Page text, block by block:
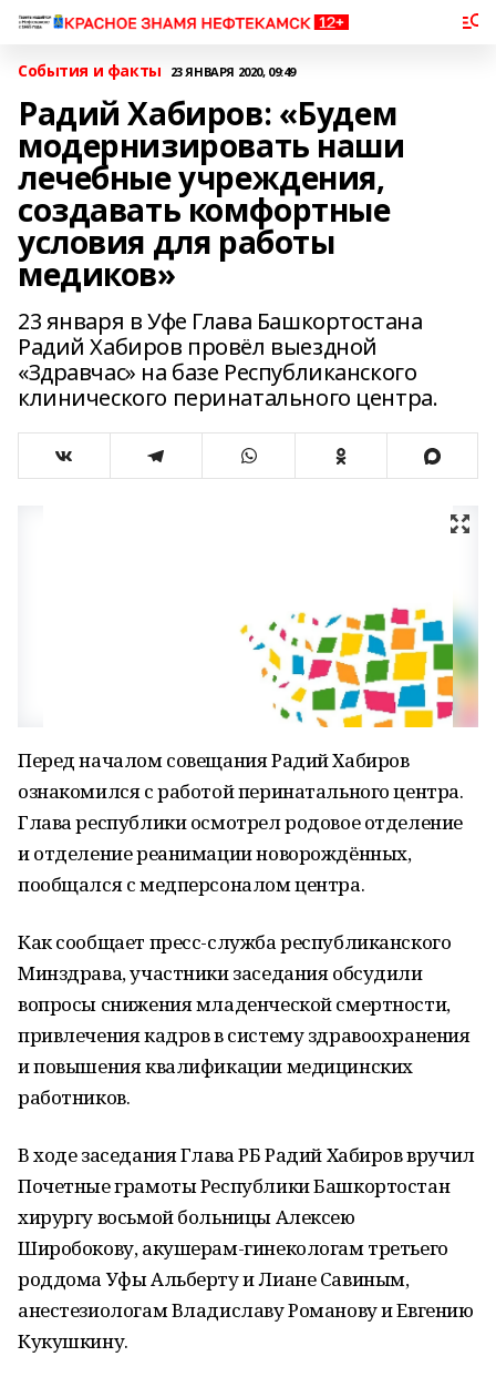
События и факты 23 ЯНВАРЯ 2020, 09:49
Радий Хабиров: «Будем
модернизировать наши
лечебные учреждения,
создавать комфортные
условия для работы
медиков»
23 января в Уфе Глава Башкортостана
Радий Хабиров провёл выездной
«Здравчас» на базе Республиканского
клинического перинатального центра.
Перед началом совещания Радий Хабиров
ознакомился с работой перинатального центра.
Глава республики осмотрел родовое отделение
и отделение реанимации новорождённых,
пообщался с медперсоналом центра.
Как сообщает пресс-служба республиканского
Минздрава, участники заседания обсудили
вопросы снижения младенческой смертности,
привлечения кадров в систему здравоохранения
и повышения квалификации медицинских
работников.
В ходе заседания Глава РБ Радий Хабиров вручил
Почетные грамоты Республики Башкортостан
хирургу восьмой больницы Алексею
Широбокову, акушерам-гинекологам третьего
роддома Уфы Альберту и Лиане Савиным,
анестезиологам Владиславу Романову и Евгению
Кукушкину.